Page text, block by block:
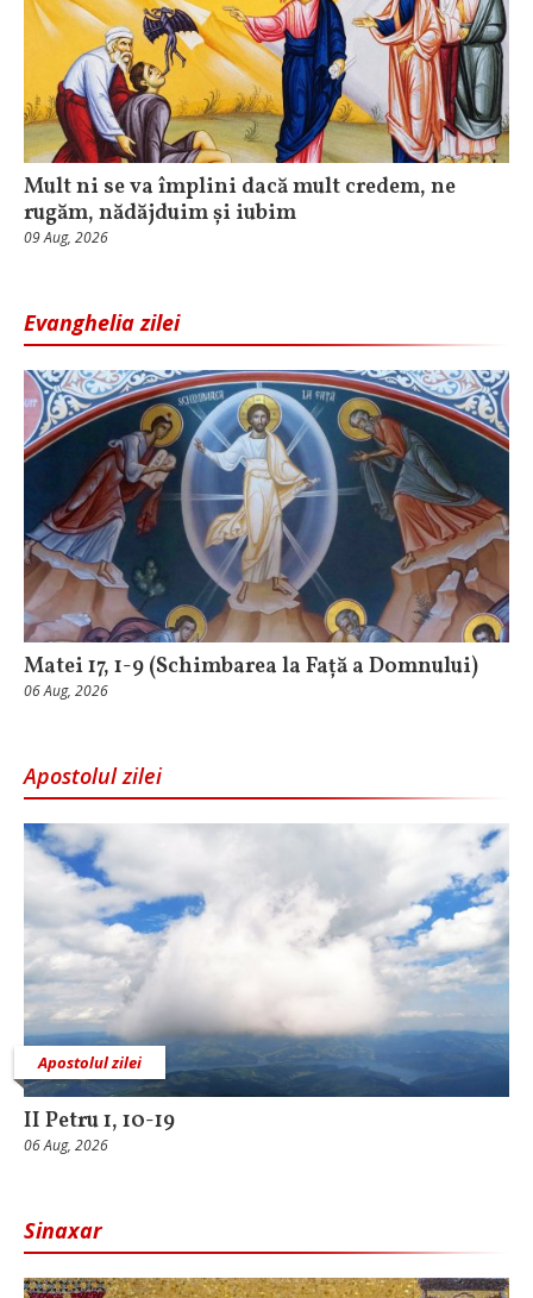
Mult ni se va împlini dacă mult credem, ne
rugăm, nădăjduim și iubim
09 Aug, 2026
Evanghelia zilei
Matei 17, 1-9 (Schimbarea la Față a Domnului)
06 Aug, 2026
Apostolul zilei
Apostolul zilei
II Petru 1, 10-19
06 Aug, 2026
Sinaxar